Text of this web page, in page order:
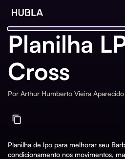
Planilha
Cross
Por Arthur Humberto Vieira Aparecido
Planilha de lpo para melhorar seu
condicionamento nos movimentos,